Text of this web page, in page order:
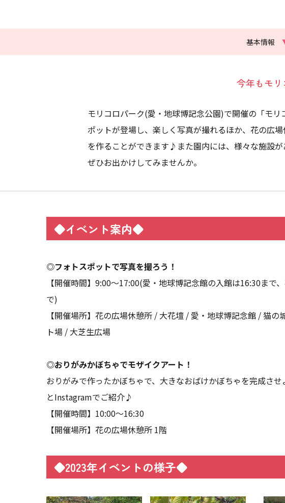
基本情報
今年もモリ
モリコロパーク(愛・地球博記念公園)で開催の「モ
ポットが登場し、楽しく写真が撮れるほか、花の広
を作ることができます♪また園内には、様々な施設
ぜひお出かけしてみませんか。
◆イベント案内◆
◎フォトスポットで写真を撮ろう！
【開催時間】9:00～17:00(愛・地球博記念館の入館は16:30まで
で)
【開催場所】花の広場休憩所 / 大花壇 / 愛・地球博記念館 / 猫
ト場 / 大芝生広場
◎おりがみかぼちゃでモザイクアート！
おりがみで作ったかぼちゃで、大きなおばけかぼちゃを完成さ
とInstagramでご紹介♪
【開催時間】10:00～16:30
【開催場所】花の広場休憩所 1階
◆2023年イベントの様子◆